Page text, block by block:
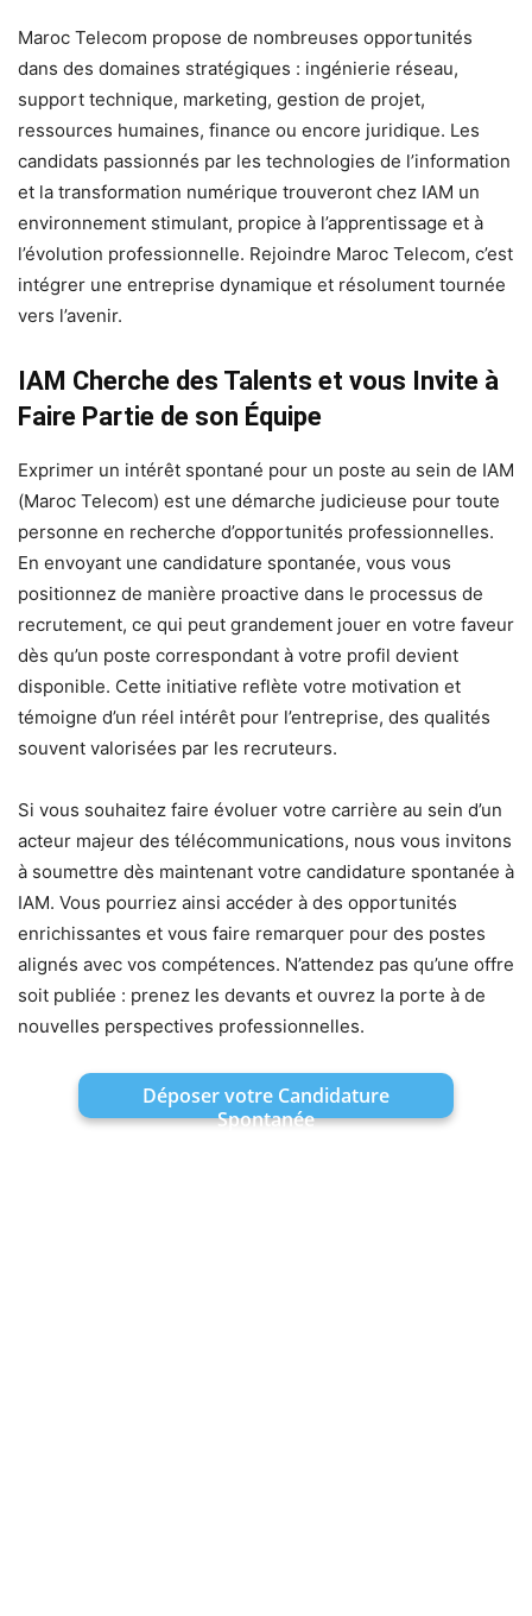
Maroc Telecom propose de nombreuses opportunités
dans des domaines stratégiques : ingénierie réseau,
support technique, marketing, gestion de projet,
ressources humaines, finance ou encore juridique. Les
candidats passionnés par les technologies de l’information
et la transformation numérique trouveront chez IAM un
environnement stimulant, propice à l’apprentissage et à
l’évolution professionnelle. Rejoindre Maroc Telecom, c’est
intégrer une entreprise dynamique et résolument tournée
vers l’avenir.
IAM Cherche des Talents et vous Invite à
Faire Partie de son Équipe
Exprimer un intérêt spontané pour un poste au sein de IAM
(Maroc Telecom) est une démarche judicieuse pour toute
personne en recherche d’opportunités professionnelles.
En envoyant une candidature spontanée, vous vous
positionnez de manière proactive dans le processus de
recrutement, ce qui peut grandement jouer en votre faveur
dès qu’un poste correspondant à votre profil devient
disponible. Cette initiative reflète votre motivation et
témoigne d’un réel intérêt pour l’entreprise, des qualités
souvent valorisées par les recruteurs.
Si vous souhaitez faire évoluer votre carrière au sein d’un
acteur majeur des télécommunications, nous vous invitons
à soumettre dès maintenant votre candidature spontanée à
IAM. Vous pourriez ainsi accéder à des opportunités
enrichissantes et vous faire remarquer pour des postes
alignés avec vos compétences. N’attendez pas qu’une offre
soit publiée : prenez les devants et ouvrez la porte à de
nouvelles perspectives professionnelles.
Déposer votre Candidature
Spontanée